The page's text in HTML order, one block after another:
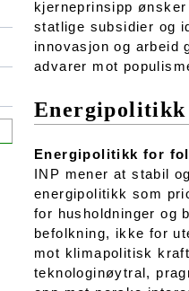
kjerneprinsipp
statlige subsidier og
innovasjon og arbeid
advarer mot
Energipolitikk
Energipolitikk for
INP mener at stabil
energipolitikk som
for husholdninger og
befolkning, ikke for
mot klimapolitisk
teknologinøytral,